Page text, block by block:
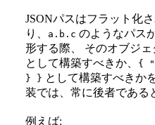
JSONパスはフラット化
り、
a.b.c のようなパス
形する際、 そのオブジェ
として構築すべきか、
{
} } として構築すべきか
装では、常に後者である
例えば: